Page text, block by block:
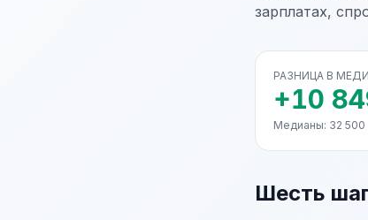
зарплатах,
РАЗНИЦА В
+10
Медианы: 32
Шесть